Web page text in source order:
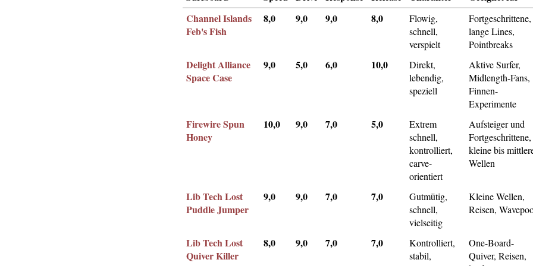
Channel Islands
Feb's Fish
8,0 9,0 9,0 8,0
Flowig,
schnell,
verspielt
Fortgeschrittene,
lange Lines,
Pointbreaks
Delight Alliance
Space Case
9,0 5,0 6,0 10,0
Direkt,
lebendig,
speziell
Aktive Surfer,
Midlength-Fans,
Finnen-
Experimente
Firewire Spun
Honey
10,0 9,0 7,0 5,0
Extrem
schnell,
kontrolliert,
carve-
orientiert
Aufsteiger und
Fortgeschrittene,
kleine bis
Wellen
Lib Tech Lost
Puddle Jumper
9,0 9,0 7,0 7,0
Gutmütig,
schnell,
vielseitig
Kleine Wellen,
Reisen,
Lib Tech Lost
Quiver Killer
8,0 9,0 7,0 7,0
Kontrolliert,
stabil,
One-Board-
Quiver, Reisen,